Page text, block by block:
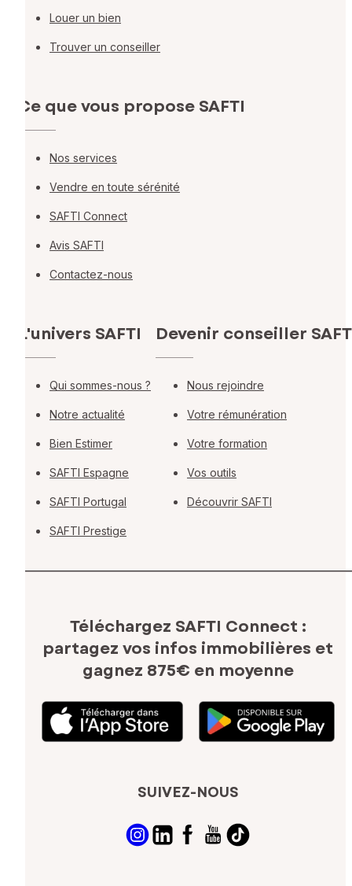
Louer un bien
Trouver un conseiller
Ce que vous propose SAFTI
Nos services
Vendre en toute sérénité
SAFTI Connect
Avis SAFTI
Contactez-nous
L'univers SAFTI
Qui sommes-nous ?
Notre actualité
Bien Estimer
SAFTI Espagne
SAFTI Portugal
SAFTI Prestige
Devenir conseiller
Nous rejoindre
Votre rémunération
Votre formation
Vos outils
Découvrir SAFTI
Téléchargez SAFTI Connect :
partagez vos infos immobilières et
gagnez 875€ en moyenne
SUIVEZ-NOUS